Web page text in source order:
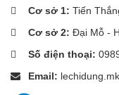
Cơ sở 1: Tiến
Cơ sở 2: Đại Mỗ -
Số điện thoại:
Email: